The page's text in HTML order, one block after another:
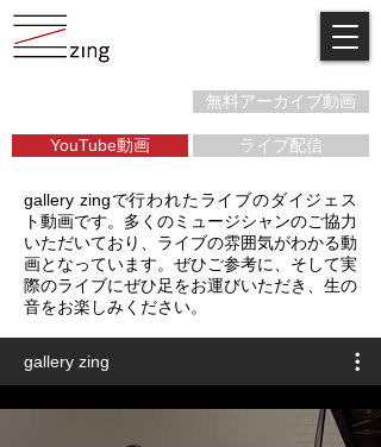
無料アーカイブ動画
YouTube動画 ライブ配信
gallery zingで行われたライブのダイジェス
ト動画です。多くのミュージシャンのご協力
いただいており、ライブの雰囲気がわかる動
画となっています。ぜひご参考に、そして実
際のライブにぜひ足をお運びいただき、生の
音をお楽しみください。
gallery zing